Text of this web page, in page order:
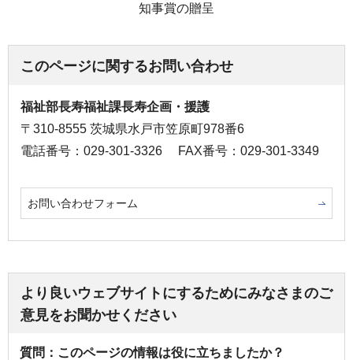
知事賞の贈呈
このページに関するお問い合わせ
福祉部長寿福祉課長寿企画・援護
〒310-8555 茨城県水戸市笠原町978番6
電話番号：029-301-3326
FAX番号：029-301-3349
お問い合わせフォーム
より良いウェブサイトにするためにみなさまのご
意見をお聞かせください
質問：このページの情報は役に立ちましたか？